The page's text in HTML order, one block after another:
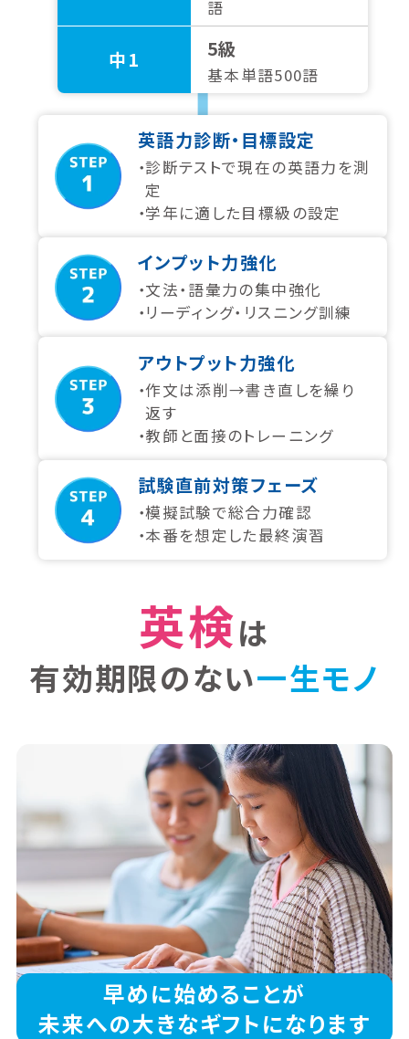
語
中1 5級
基本単語500語
英語力診断・目標設定
診断テストで現在の英語力を測
定
学年に適した目標級の設定
インプット力強化
文法・語彙力の集中強化
リーディング・リスニング訓練
アウトプット力強化
作文は添削→書き直しを繰り
返す
教師と面接のトレーニング
試験直前対策フェーズ
模擬試験で総合力確認
本番を想定した最終演習
英検は
有効期限のない一生モノ
早めに始めることが
未来への大きなギフトになります